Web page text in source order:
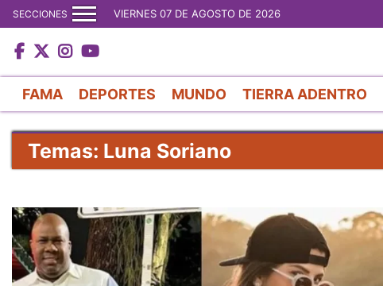
SECCIONES VIERNES 07 DE AGOSTO DE 2026
FAMA DEPORTES MUNDO TIERRA ADENTRO
Temas: Luna Soriano